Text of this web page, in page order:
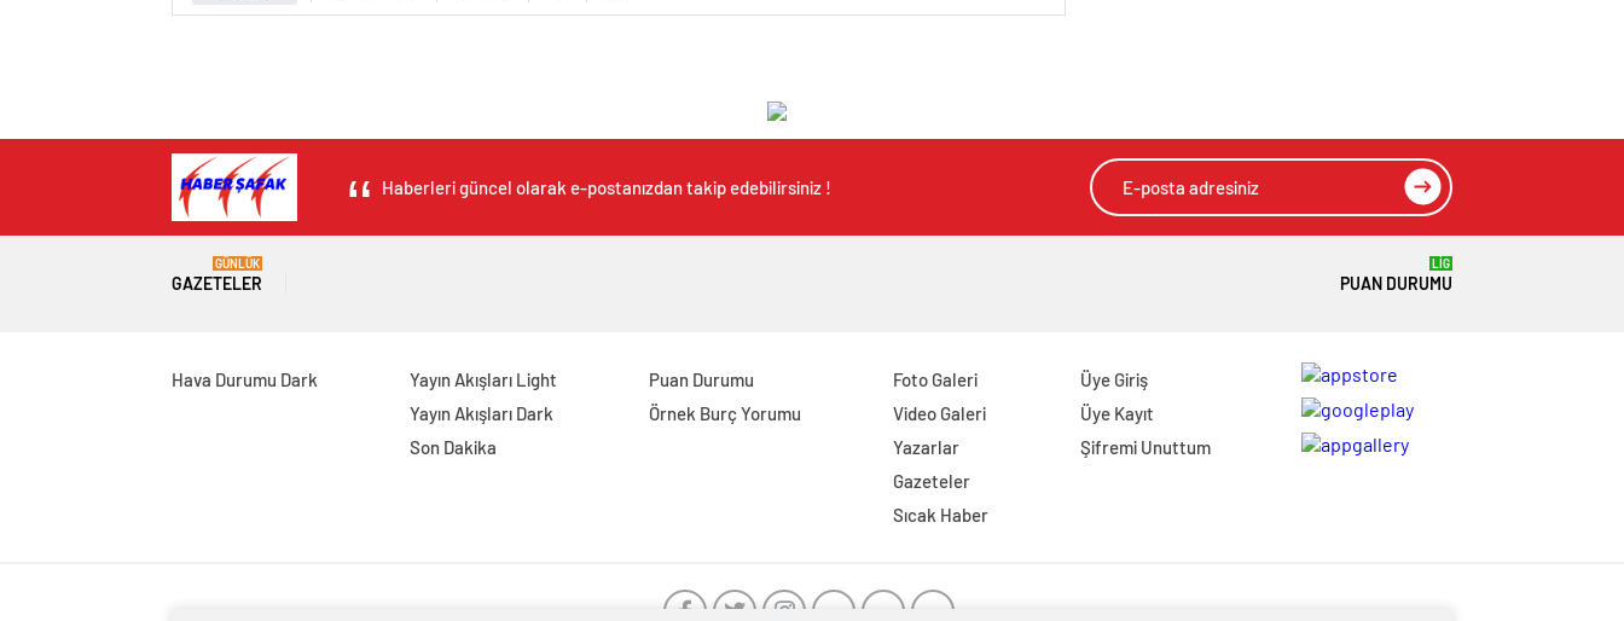
Haberleri güncel olarak e-postanızdan takip edebilirsiniz !
GAZETELER
GÜNLÜK
PUAN DURUMU
LİG
Hava Durumu Dark
Yayın Akışları Light
Yayın Akışları Dark
Son Dakika
Puan Durumu
Örnek Burç Yorumu
Foto Galeri
Video Galeri
Yazarlar
Gazeteler
Sıcak Haber
Üye Giriş
Üye Kayıt
Şifremi Unuttum